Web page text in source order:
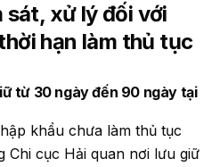
sát, xử lý đối với
hạn làm thủ tục
từ 30 ngày đến 90 ngày tại
khẩu chưa làm thủ tục
Chi cục Hải quan nơi lưu giữ